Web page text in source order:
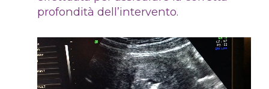
profondità dell’intervento.